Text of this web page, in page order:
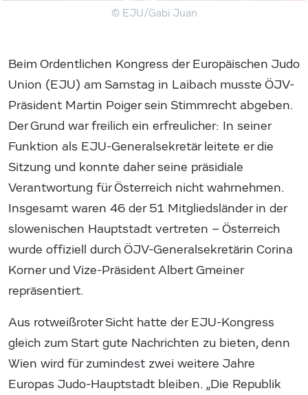
© EJU/Gabi Juan
Beim Ordentlichen Kongress der Europäischen Judo
Union (EJU) am Samstag in Laibach musste ÖJV-
Präsident Martin Poiger sein Stimmrecht abgeben.
Der Grund war freilich ein erfreulicher: In seiner
Funktion als EJU-Generalsekretär leitete er die
Sitzung und konnte daher seine präsidiale
Verantwortung für Österreich nicht wahrnehmen.
Insgesamt waren 46 der 51 Mitgliedsländer in der
slowenischen Hauptstadt vertreten – Österreich
wurde offiziell durch ÖJV-Generalsekretärin Corina
Korner und Vize-Präsident Albert Gmeiner
repräsentiert.
Aus rotweißroter Sicht hatte der EJU-Kongress
gleich zum Start gute Nachrichten zu bieten, denn
Wien wird für zumindest zwei weitere Jahre
Europas Judo-Hauptstadt bleiben. „Die Republik